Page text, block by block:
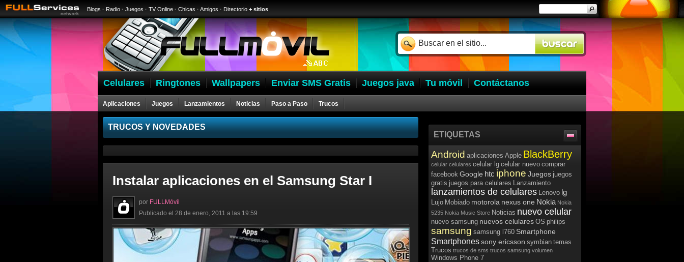
Blogs · Radio · Juegos · TV Online · Chicas · Amigos · Directorio + sitios
Celulares Ringtones Wallpapers Enviar SMS Gratis Juegos java Tu móvil Contáctanos
Aplicaciones Juegos Lanzamientos Noticias Paso a Paso Trucos
Celulares
TRUCOS Y NOVEDADES
Instalar aplicaciones en el Samsung Star I
por FULLMóvil
Publicado el 28 de enero, 2011 a las 19:59
ETIQUETAS
Android aplicaciones Apple BlackBerry
celular celulares celular lg celular nuevo comprar
facebook Google htc iphone Juegos juegos
gratis juegos para celulares Lanzamiento
lanzamientos de celulares Lenovo lg
Lujo Mobiado motorola nexus one Nokia Nokia
5235 Nokia Music Store Noticias nuevo celular
nuevo samsung nuevos celulares OS philips
samsung samsung l760 Smartphone
Smartphonessony ericsson symbian temas
Trucos trucos de sms trucos samsung volumen
Windows Phone 7